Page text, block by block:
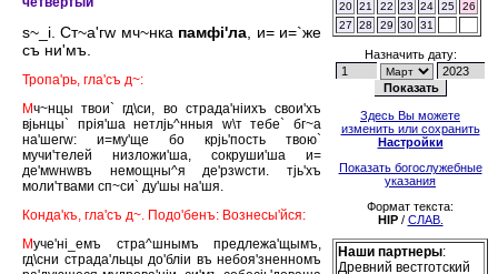
s~_i. Ст~а'гw мч~нка памфi'ла , и= и=`же
съ ни'мъ.
Тропа'рь, гла'съ д~:
Мч~нцы твои` гд\си, во страда'нiихъ свои'хъ
вjьнцы` прiя'ша нетлjь^нныя w\т тебе` бг~а
на'шегw: и=му'ще бо крjь'пость твою`
мучи'телей низложи'ша, сокруши'ша и=
де'мwнwвъ немощны^я де'рзwсти. тjь'хъ
моли'твами сп~си` ду'шы на'шя.
Конда'къ, гла'съ д~. Подо'бенъ: Вознесы'йся:
Муче'нi_емъ стра^шнымъ предлежа'щымъ,
гд\сни страда'льцы до'блiи въ небоя'зненномъ
20 21 22 23 24 25
26
27
28 29 30 31
Назначить дату:
Здесь Вы можете
изменить или сохранить
Настройки
Показать богослужебные
указания
Формат текста:
HIP/ СЛАВ.
Наши партнеры:
Древний вестготский